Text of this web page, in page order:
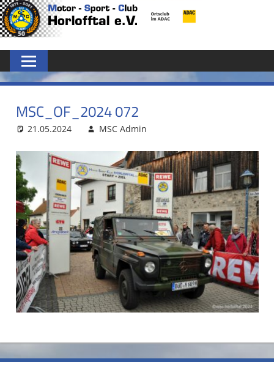
Zum
Inhalt
MSC
HORLOFFTAL
E.V.
MSC_OF_2024 072
21.05.2024 MSC Admin